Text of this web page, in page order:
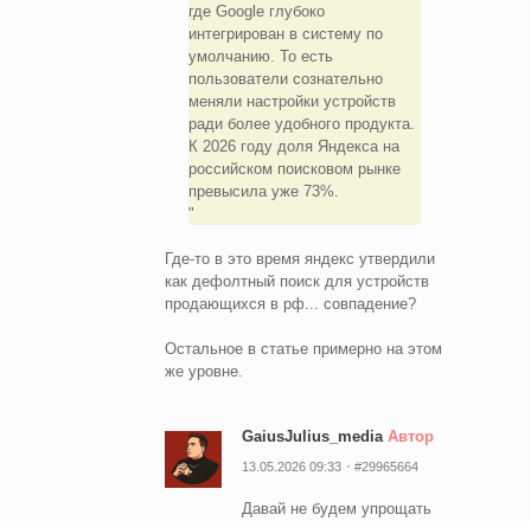
где Google глубоко
интегрирован в систему по
умолчанию. То есть
пользователи сознательно
меняли настройки устройств
ради более удобного продукта.
К 2026 году доля Яндекса на
российском поисковом рынке
превысила уже 73%.
Где-то в это время яндекс утвердили
как дефолтный поиск для устройств
продающихся в рф... совпадение?
Остальное в статье примерно на этом
же уровне.
GaiusJulius_mediaАвтор
13.05.2026 09:33 #29965664
Давай не будем упрощать